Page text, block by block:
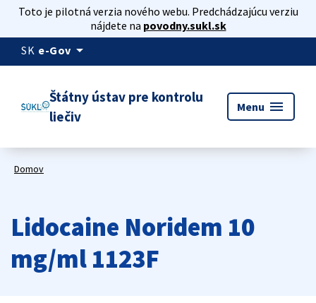
Toto je pilotná verzia nového webu. Predchádzajúcu verziu
nájdete na povodny.sukl.sk
SK e-Gov arrow_drop_down
Štátny ústav pre kontrolu
liečiv
Menu menu
Domov
Lidocaine Noridem 10
mg/ml 1123F